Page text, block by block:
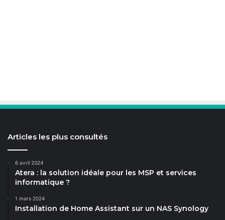
Articles les plus consultés
6 avril 2024
Atera : la solution idéale pour les MSP et services
informatique ?
1 mars 2024
Installation de Home Assistant sur un NAS Synology